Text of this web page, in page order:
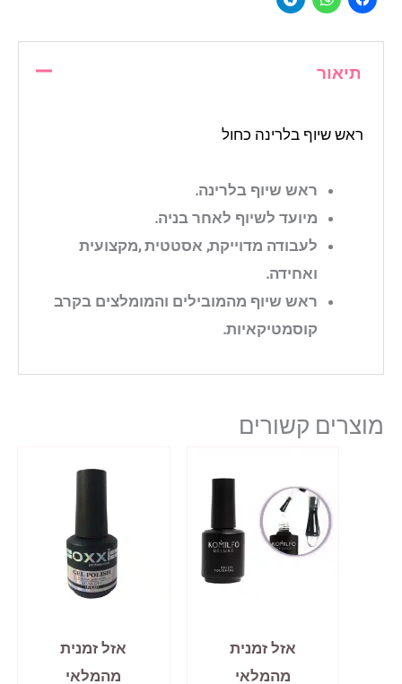
תיאור
ראש שיוף בלרינה כחול
ראש שיוף בלרינה.
מיועד לשיוף לאחר בניה.
לעבודה מדוייקת, אסטטית ,מקצועית
ואחידה.
ראש שיוף מהמובילים והמומלצים בקרב
קוסמטיקאיות.
מוצרים קשורים
אזל זמנית
מהמלאי
אזל זמנית
מהמלאי